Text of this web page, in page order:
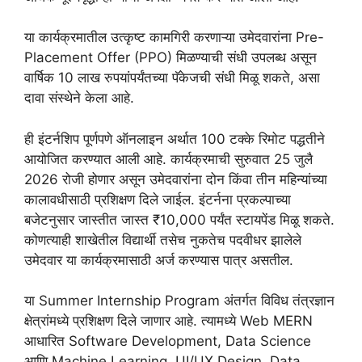
या कार्यक्रमातील उत्कृष्ट कामगिरी करणाऱ्या उमेदवारांना Pre-
Placement Offer (PPO) मिळण्याची संधी उपलब्ध असून
वार्षिक 10 लाख रुपयांपर्यंतच्या पॅकेजची संधी मिळू शकते, असा
दावा संस्थेने केला आहे.
ही इंटर्नशिप पूर्णपणे ऑनलाइन अर्थात 100 टक्के रिमोट पद्धतीने
आयोजित करण्यात आली आहे. कार्यक्रमाची सुरुवात 25 जुलै
2026 रोजी होणार असून उमेदवारांना दोन किंवा तीन महिन्यांच्या
कालावधीसाठी प्रशिक्षण दिले जाईल. इंटर्नना प्रकल्पाच्या
बजेटनुसार जास्तीत जास्त ₹10,000 पर्यंत स्टायपेंड मिळू शकते.
कोणत्याही शाखेतील विद्यार्थी तसेच नुकतेच पदवीधर झालेले
उमेदवार या कार्यक्रमासाठी अर्ज करण्यास पात्र असतील.
या Summer Internship Program अंतर्गत विविध तंत्रज्ञान
क्षेत्रांमध्ये प्रशिक्षण दिले जाणार आहे. त्यामध्ये Web MERN
आधारित Software Development, Data Science